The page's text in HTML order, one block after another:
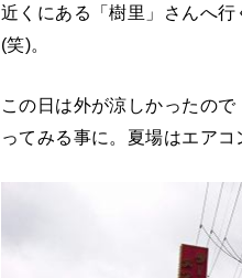
近くにある「樹里」さんへ
(笑)。
この日は外が涼しかったの
ってみる事に。夏場はエア